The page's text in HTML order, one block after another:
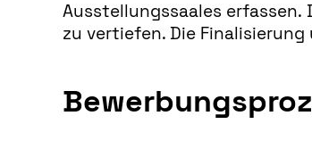
Ausstellungssaales erfassen.
zu vertiefen. Die